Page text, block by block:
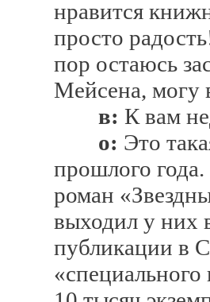
нравится
просто
пор остаюсь
Мейсена, могу
в: К вам
о: Это
прошлого
роман
выходил у них
публикации в